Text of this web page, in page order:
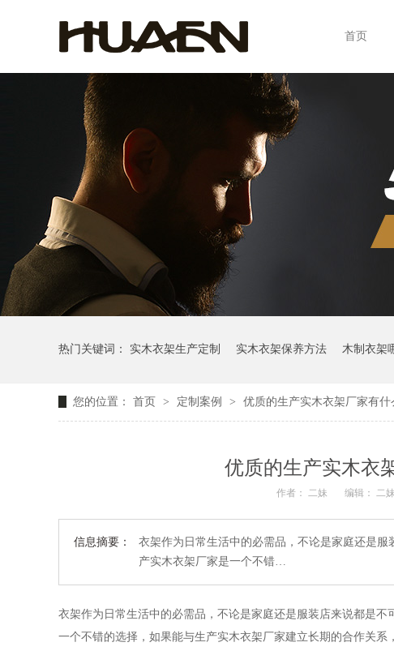
首页
热门关键词： 实木衣架生产定制 实木衣架保养方法 木制衣架
您的位置： 首页 > 定制案例 > 优质的生产实木衣架厂家有
优质的生产实木衣
作者： 二妹 编辑： 二妹
信息摘要：
衣架作为日常生活中的必需品，不论是家庭还是
产实木衣架厂家是一个不错…
衣架作为日常生活中的必需品，不论是家庭还是服装店来说都是
一个不错的选择，如果能与生产实木衣架厂家建立长期的合作关系